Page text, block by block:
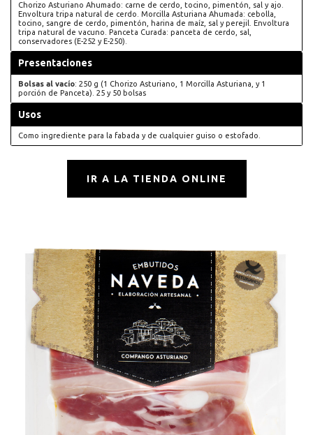
Chorizo Asturiano Ahumado: carne de cerdo, tocino, pimentón, sal y ajo.
Envoltura tripa natural de cerdo. Morcilla Asturiana Ahumada: cebolla,
tocino, sangre de cerdo, pimentón, harina de maíz, sal y perejil. Envoltura
tripa natural de vacuno. Panceta Curada: panceta de cerdo, sal,
conservadores (E-252 y E-250).
Presentaciones
Bolsas al vacío: 250 g (1 Chorizo Asturiano, 1 Morcilla Asturiana, y 1
porción de Panceta). 25 y 50 bolsas
Usos
Como ingrediente para la fabada y de cualquier guiso o estofado.
IR A LA TIENDA ONLINE